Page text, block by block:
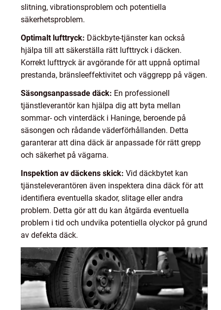
slitning, vibrationsproblem och potentiella
säkerhetsproblem.
Optimalt lufttryck: Däckbyte-tjänster kan också
hjälpa till att säkerställa rätt lufttryck i däcken.
Korrekt lufttryck är avgörande för att uppnå optimal
prestanda, bränsleeffektivitet och väggrepp på vägen.
Säsongsanpassade däck: En professionell
tjänstleverantör kan hjälpa dig att byta mellan
sommar- och vinterdäck i Haninge, beroende på
säsongen och rådande väderförhållanden. Detta
garanterar att dina däck är anpassade för rätt grepp
och säkerhet på vägarna.
Inspektion av däckens skick: Vid däckbytet kan
tjänsteleverantören även inspektera dina däck för att
identifiera eventuella skador, slitage eller andra
problem. Detta gör att du kan åtgärda eventuella
problem i tid och undvika potentiella olyckor på grund
av defekta däck.